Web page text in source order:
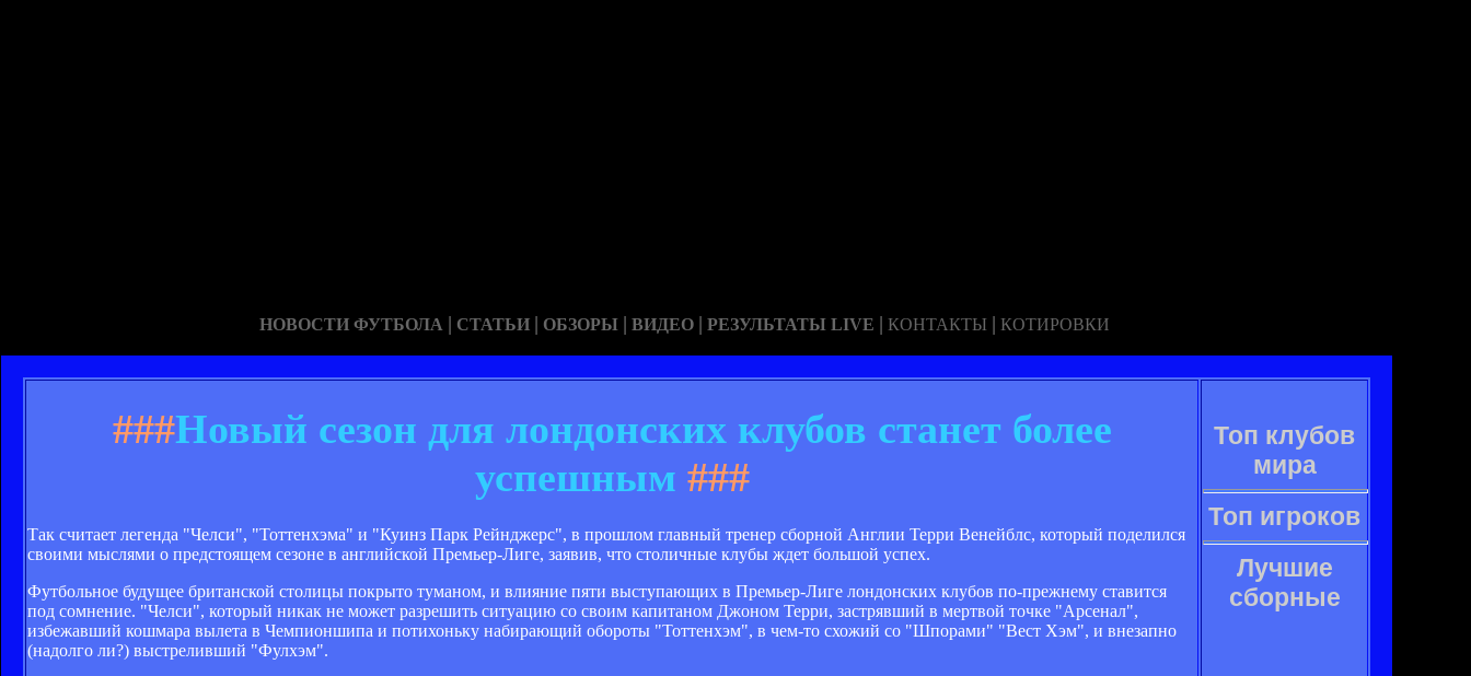
НОВОСТИ ФУТБОЛА | СТАТЬИ | ОБЗОРЫ | ВИДЕО | РЕЗУЛЬТАТЫ LIVE | КОНТАКТЫ | КОТИРОВКИ
###Новый сезон для лондонских клубов станет более
успешным ###
Так считает легенда "Челси", "Тоттенхэма" и "Куинз Парк Рейнджерс", в прошлом главный тренер сборной Англии Терри Венейблс, который поделился
своими мыслями о предстоящем сезоне в английской Премьер-Лиге, заявив, что столичные клубы ждет большой успех.
Футбольное будущее британской столицы покрыто туманом, и влияние пяти выступающих в Премьер-Лиге лондонских клубов по-прежнему ставится
под сомнение. "Челси", который никак не может разрешить ситуацию со своим капитаном Джоном Терри, застрявший в мертвой точке "Арсенал",
избежавший кошмара вылета в Чемпионшипа и потихоньку набирающий обороты "Тоттенхэм", в чем-то схожий со "Шпорами" "Вест Хэм", и внезапно
(надолго ли?) выстреливший "Фулхэм".
Топ клубов
мира
Топ игроков
Лучшие
сборные